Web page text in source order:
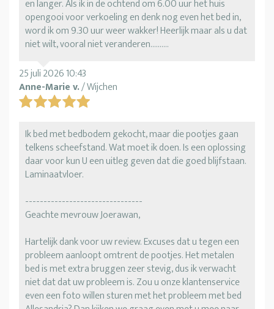
en langer. Als ik in de ochtend om 6.00 uur het huis
opengooi voor verkoeling en denk nog even het bed in,
word ik om 9.30 uur weer wakker! Heerlijk maar als u dat
niet wilt, vooral niet veranderen..........
25 juli 2026 10:43
Anne-Marie v./ Wijchen
Ik bed met bedbodem gekocht, maar die pootjes gaan
telkens scheefstand. Wat moet ik doen. Is een oplossing
daar voor kun U een uitleg geven dat die goed blijfstaan.
Laminaatvloer.
--------------------------------
Geachte mevrouw Joerawan,
Hartelijk dank voor uw review. Excuses dat u tegen een
probleem aanloopt omtrent de pootjes. Het metalen
bed is met extra bruggen zeer stevig, dus ik verwacht
niet dat dat uw probleem is. Zou u onze klantenservice
even een foto willen sturen met het probleem met bed